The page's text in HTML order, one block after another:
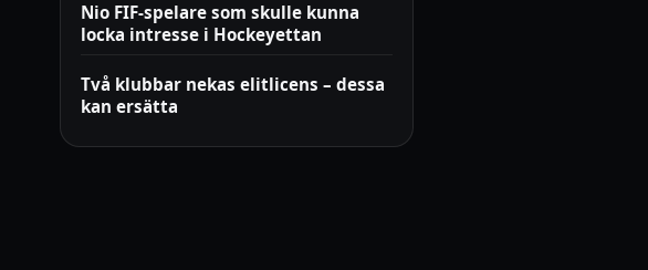
Nio FIF-spelare som skulle kunna
locka intresse i Hockeyettan
Två klubbar nekas elitlicens – dessa
kan ersätta